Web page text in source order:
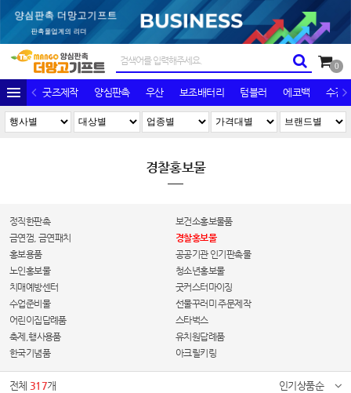
0
굿즈제작 양심판촉 우산 보조배터리 텀블러 에코백 수건/
경찰홍보물
정직한판촉
보건소홍보물품
금연껌, 금연패치
경찰홍보물
홍보용품
공공기관 인기판촉물
노인홍보물
청소년홍보물
치매예방센터
굿커스터마이징
수업준비물
선물꾸러미 주문제작
어린이집답례품
스타벅스
축제,행사용품
유치원답례품
한국기념품
아크릴키링
전체 317개 인기상품순